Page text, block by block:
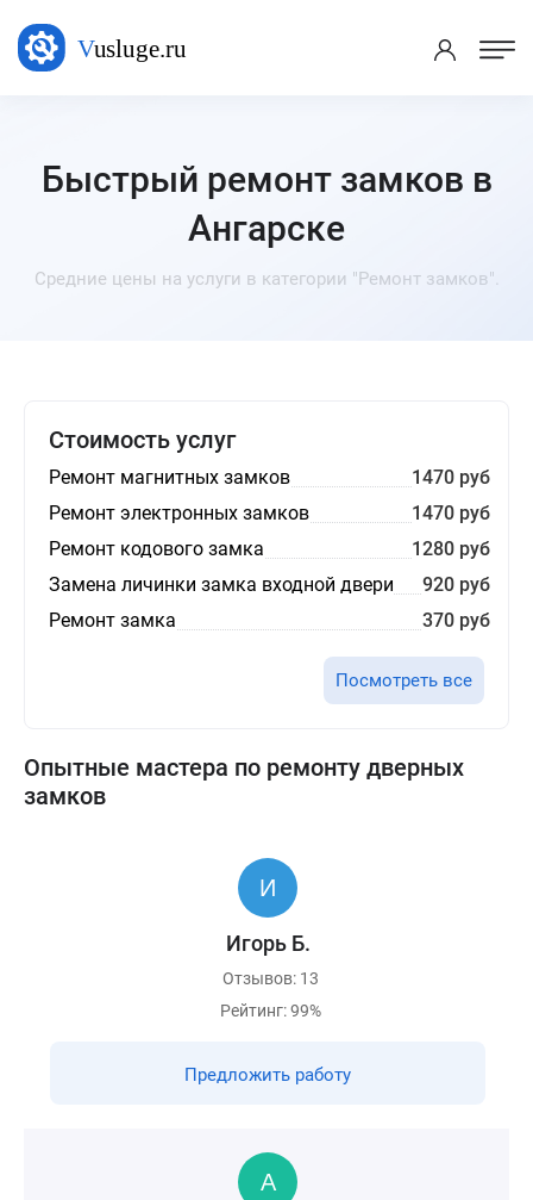
Быстрый ремонт замков в
Ангарске
Средние цены на услуги в категории "Ремонт замков".
Стоимость услуг
Ремонт магнитных замков
1470 руб
Ремонт электронных замков
1470 руб
Ремонт кодового замка
1280 руб
Замена личинки замка входной двери
920 руб
Ремонт замка
370 руб
Посмотреть все
Опытные мастера по ремонту дверных
замков
Игорь Б.
Отзывов: 13
Рейтинг: 99%
Предложить работу